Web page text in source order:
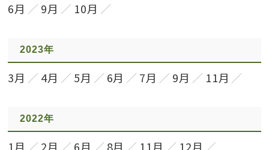
6月 9月 10月
2023年
3月 4月 5月 6月 7月 9月 11月
2022年
1月 2月 6月 8月 11月 12月